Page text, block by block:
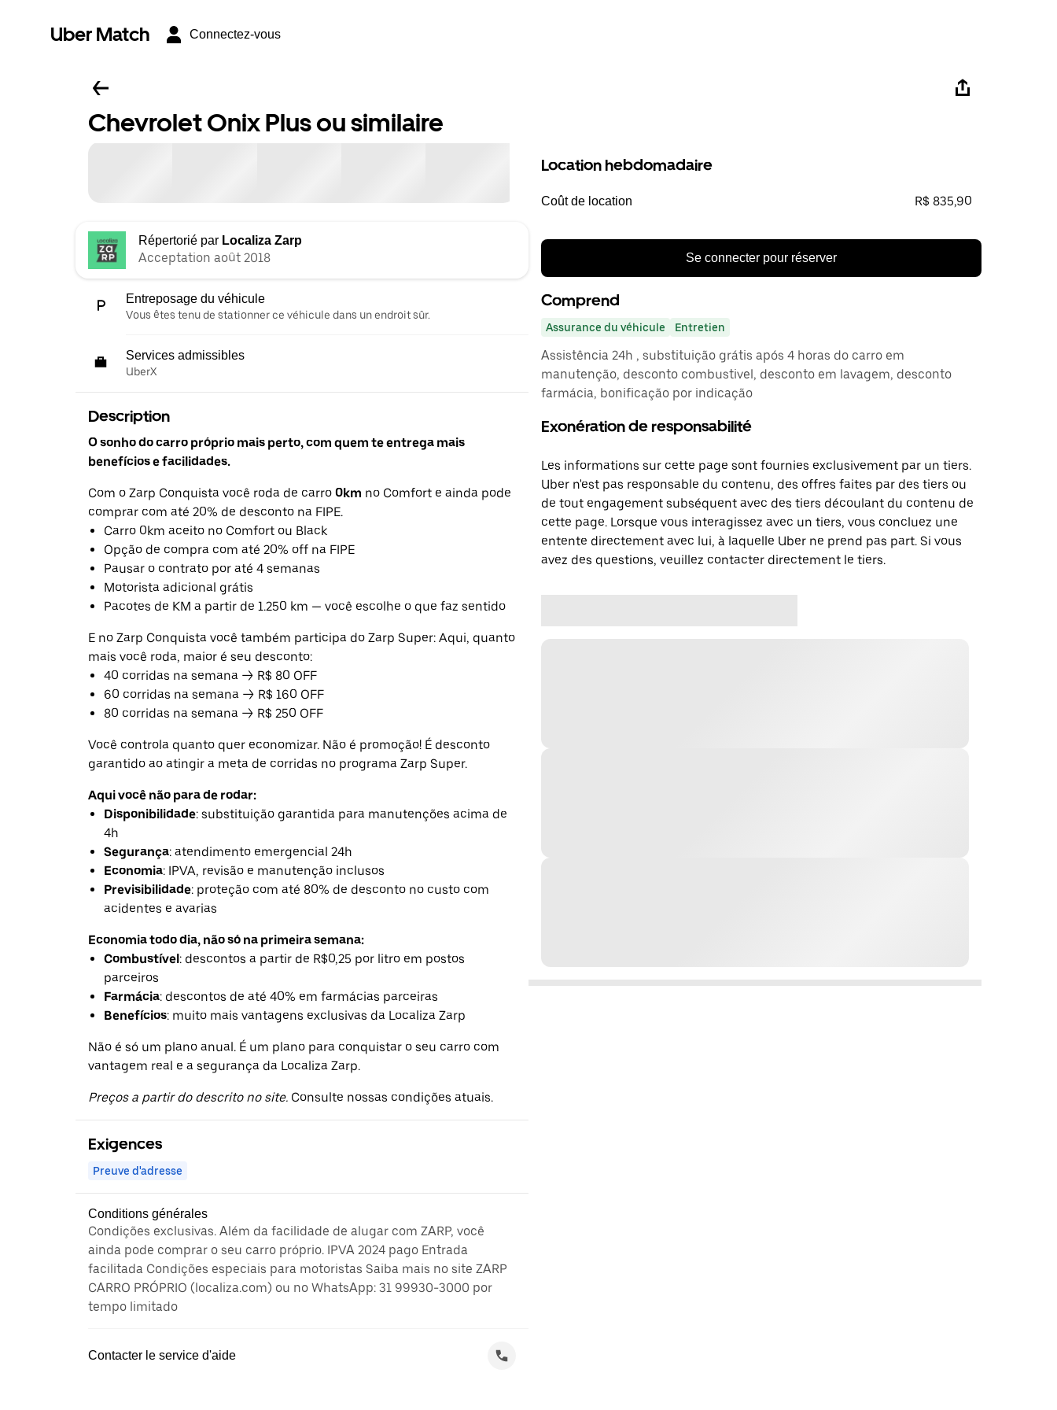
Uber Match Connectez-vous
Chevrolet Onix Plus ou similaire
Répertorié par Localiza Zarp
Acceptation août 2018
Entreposage du véhicule
Vous êtes tenu de stationner ce véhicule dans un endroit sûr.
Services admissibles
UberX
Description
O sonho do carro próprio mais perto, com quem te entrega mais
benefícios e facilidades.
Com o Zarp Conquista você roda de carro 0km no Comfort e ainda pode
comprar com até 20% de desconto na FIPE.
Carro 0km aceito no Comfort ou Black
Opção de compra com até 20% off na FIPE
Pausar o contrato por até 4 semanas
Motorista adicional grátis
Pacotes de KM a partir de 1.250 km — você escolhe o que faz sentido
E no Zarp Conquista você também participa do Zarp Super: Aqui, quanto
mais você roda, maior é seu desconto:
40 corridas na semana → R$ 80 OFF
60 corridas na semana → R$ 160 OFF
80 corridas na semana → R$ 250 OFF
Você controla quanto quer economizar. Não é promoção! É desconto
garantido ao atingir a meta de corridas no programa Zarp Super.
Aqui você não para de rodar:
Disponibilidade: substituição garantida para manutenções acima de
4h
Segurança: atendimento emergencial 24h
Economia: IPVA, revisão e manutenção inclusos
Previsibilidade: proteção com até 80% de desconto no custo com
acidentes e avarias
Economia todo dia, não só na primeira semana:
Combustível: descontos a partir de R$0,25 por litro em postos
parceiros
Farmácia: descontos de até 40% em farmácias parceiras
Benefícios: muito mais vantagens exclusivas da Localiza Zarp
Não é só um plano anual. É um plano para conquistar o seu carro com
vantagem real e a segurança da Localiza Zarp.
Preços a partir do descrito no site. Consulte nossas condições atuais.
Exigences
Preuve d'adresse
Conditions générales
Condições exclusivas. Além da facilidade de alugar com ZARP, você
ainda pode comprar o seu carro próprio. IPVA 2024 pago Entrada
facilitada Condições especiais para motoristas Saiba mais no site ZARP
CARRO PRÓPRIO (localiza.com) ou no WhatsApp: 31 99930-3000 por
tempo limitado
Contacter le service d'aide
Location hebdomadaire
Coût de location R$ 835,90
Se connecter pour réserver
Comprend
Assurance du véhicule Entretien
Assistência 24h , substituição grátis após 4 horas do carro em
manutenção, desconto combustivel, desconto em lavagem, desconto
farmácia, bonificação por indicação
Exonération de responsabilité
Les informations sur cette page sont fournies exclusivement par un tiers.
Uber n'est pas responsable du contenu, des offres faites par des tiers ou
de tout engagement subséquent avec des tiers découlant du contenu de
cette page. Lorsque vous interagissez avec un tiers, vous concluez une
entente directement avec lui, à laquelle Uber ne prend pas part. Si vous
avez des questions, veuillez contacter directement le tiers.